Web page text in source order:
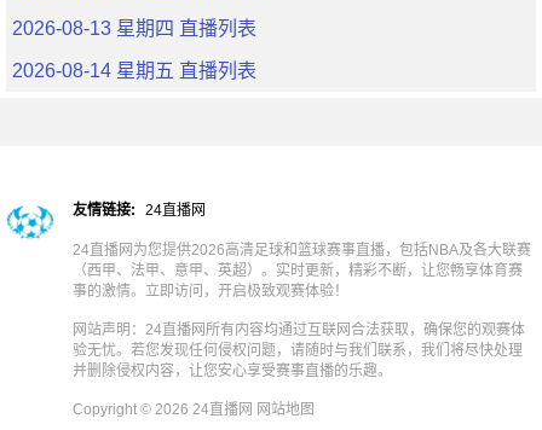
2026-08-13 星期四 直播列表
2026-08-14 星期五 直播列表
友情链接: 24直播网
24直播网为您提供2026高清足球和篮球赛事直播，包括NBA及各大联赛
（西甲、法甲、意甲、英超）。实时更新，精彩不断，让您畅享体育赛
事的激情。立即访问，开启极致观赛体验！
网站声明：24直播网所有内容均通过互联网合法获取，确保您的观赛体
验无忧。若您发现任何侵权问题，请随时与我们联系，我们将尽快处理
并删除侵权内容，让您安心享受赛事直播的乐趣。
Copyright © 2026 24直播网 网站地图